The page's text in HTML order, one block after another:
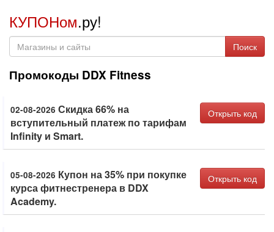
КУПОНом.ру!
Поиск
Промокоды DDX Fitness
02-08-2026 Скидка 66% на
вступительный платеж по тарифам
Infinity и Smart.
Открыть код
05-08-2026 Купон на 35% при покупке
курса фитнестренера в DDX
Academy.
Открыть код